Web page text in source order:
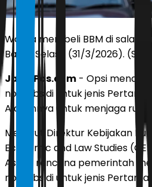
Warga membeli BBM di salah
Barat, Selasa (31/3/2026).
JawaPos.com - Opsi
nonsubsidi untuk jenis
Alasannya untuk menjaga
Menurut Direktur Kebijakan
Economic and Law Studies
Askar, rencana pemerintah
nonsubsidi untuk jenis